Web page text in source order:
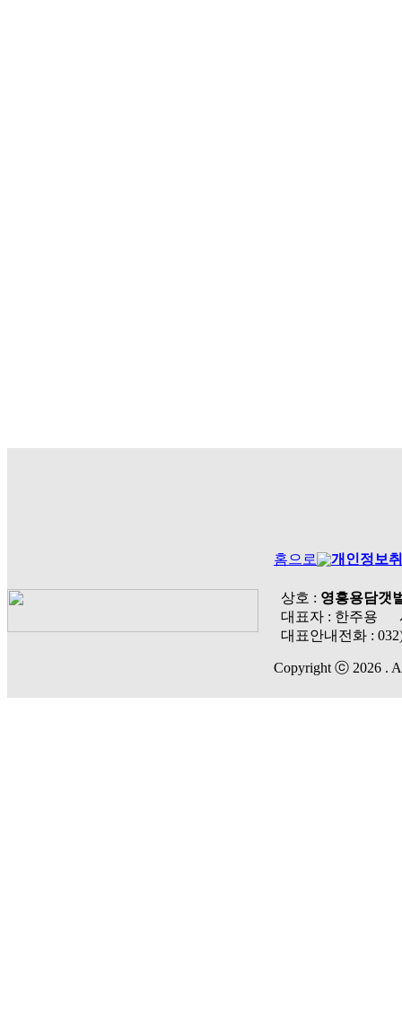
홈으로 개인정보
상호 : 영흥용담갯
대표자 : 한주용
대표안내전화 :
Copyright ⓒ 2026 .